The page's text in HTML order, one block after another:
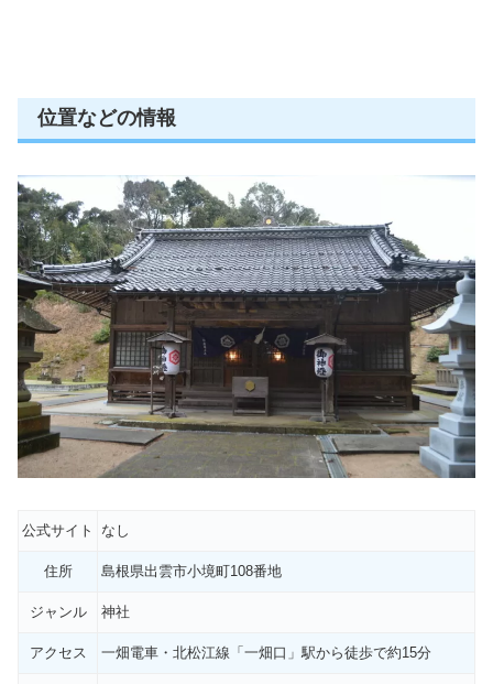
位置などの情報
公式サイト なし
住所 島根県出雲市小境町108番地
ジャンル 神社
アクセス 一畑電車・北松江線「一畑口」駅から徒歩で約15分